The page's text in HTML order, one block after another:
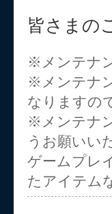
皆さまの
※メンテナ
※メンテナ
なりますの
※メンテナ
うお願いい
ゲームプレ
たアイテム